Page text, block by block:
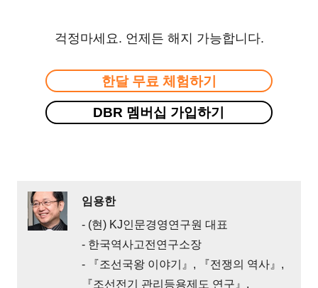
걱정마세요. 언제든 해지 가능합니다.
한달 무료 체험하기
DBR 멤버십 가입하기
임용한
- (현) KJ인문경영연구원 대표
- 한국역사고전연구소장
- 『조선국왕 이야기』, 『전쟁의 역사』,
『조선전기 관리등용제도 연구』,